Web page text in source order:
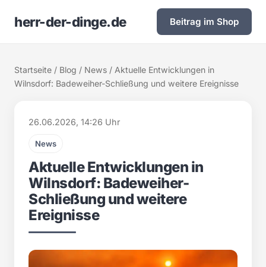
herr-der-dinge.de Beitrag im Shop
Startseite / Blog / News / Aktuelle Entwicklungen in
Wilnsdorf: Badeweiher-Schließung und weitere Ereignisse
26.06.2026, 14:26 Uhr
News
Aktuelle Entwicklungen in
Wilnsdorf: Badeweiher-
Schließung und weitere
Ereignisse